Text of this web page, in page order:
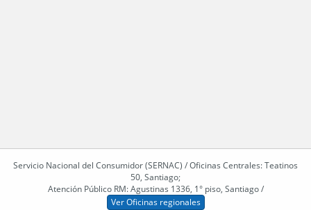
Servicio Nacional del Consumidor (SERNAC) / Oficinas Centrales: Teatinos
50, Santiago;
Atención Público RM: Agustinas 1336, 1° piso, Santiago /
Ver Oficinas regionales